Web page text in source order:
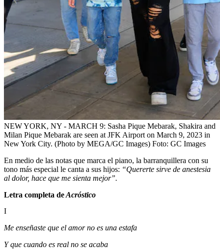
NEW YORK, NY - MARCH 9: Sasha Pique Mebarak, Shakira and
Milan Pique Mebarak are seen at JFK Airport on March 9, 2023 in
New York City. (Photo by MEGA/GC Images) Foto: GC Images
En medio de las notas que marca el piano, la barranquillera con su
tono más especial le canta a sus hijos: “Querеrte sirve de anestesia
al dolor, hace que me sienta mejor”.
Letra completa deAcróstico
I
Me enseñaste que el amor no es una estafa
Y que cuando es real no se acaba